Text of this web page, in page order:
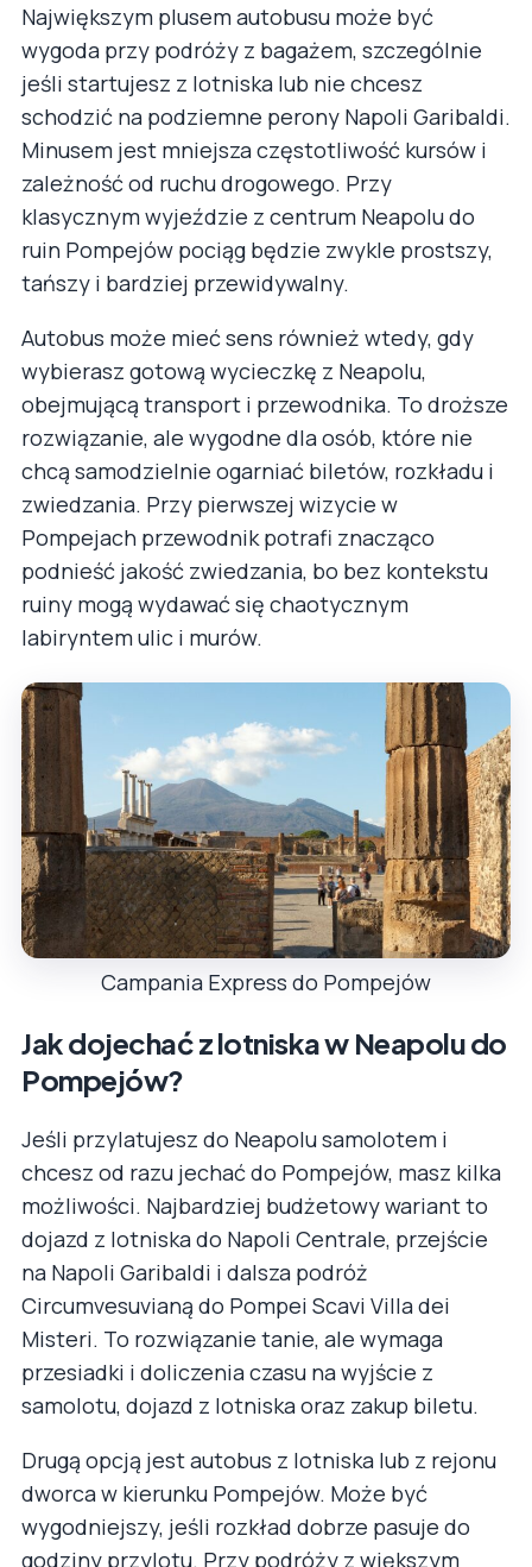
Największym plusem autobusu może być
wygoda przy podróży z bagażem, szczególnie
jeśli startujesz z lotniska lub nie chcesz
schodzić na podziemne perony Napoli Garibaldi.
Minusem jest mniejsza częstotliwość kursów i
zależność od ruchu drogowego. Przy
klasycznym wyjeździe z centrum Neapolu do
ruin Pompejów pociąg będzie zwykle prostszy,
tańszy i bardziej przewidywalny.
Autobus może mieć sens również wtedy, gdy
wybierasz gotową wycieczkę z Neapolu,
obejmującą transport i przewodnika. To droższe
rozwiązanie, ale wygodne dla osób, które nie
chcą samodzielnie ogarniać biletów, rozkładu i
zwiedzania. Przy pierwszej wizycie w
Pompejach przewodnik potrafi znacząco
podnieść jakość zwiedzania, bo bez kontekstu
ruiny mogą wydawać się chaotycznym
labiryntem ulic i murów.
Campania Express do Pompejów
Jak dojechać z lotniska w Neapolu do
Pompejów?
Jeśli przylatujesz do Neapolu samolotem i
chcesz od razu jechać do Pompejów, masz kilka
możliwości. Najbardziej budżetowy wariant to
dojazd z lotniska do Napoli Centrale, przejście
na Napoli Garibaldi i dalsza podróż
Circumvesuvianą do Pompei Scavi Villa dei
Misteri. To rozwiązanie tanie, ale wymaga
przesiadki i doliczenia czasu na wyjście z
samolotu, dojazd z lotniska oraz zakup biletu.
Drugą opcją jest autobus z lotniska lub z rejonu
dworca w kierunku Pompejów. Może być
wygodniejszy, jeśli rozkład dobrze pasuje do
godziny przylotu. Przy podróży z większym